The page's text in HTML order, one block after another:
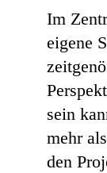
Im
eigene
sein
mehr
den